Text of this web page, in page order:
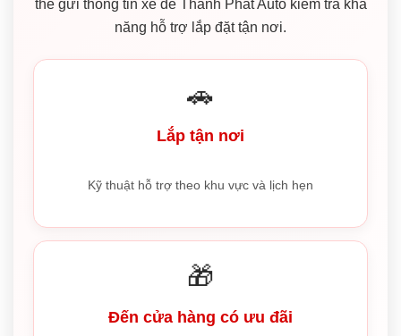
thể gửi thông tin xe để Thành Phát Auto kiểm tra khả
năng hỗ trợ lắp đặt tận nơi.
🚗
Lắp tận nơi
Kỹ thuật hỗ trợ theo khu vực và lịch hẹn
🎁
Đến cửa hàng có ưu đãi